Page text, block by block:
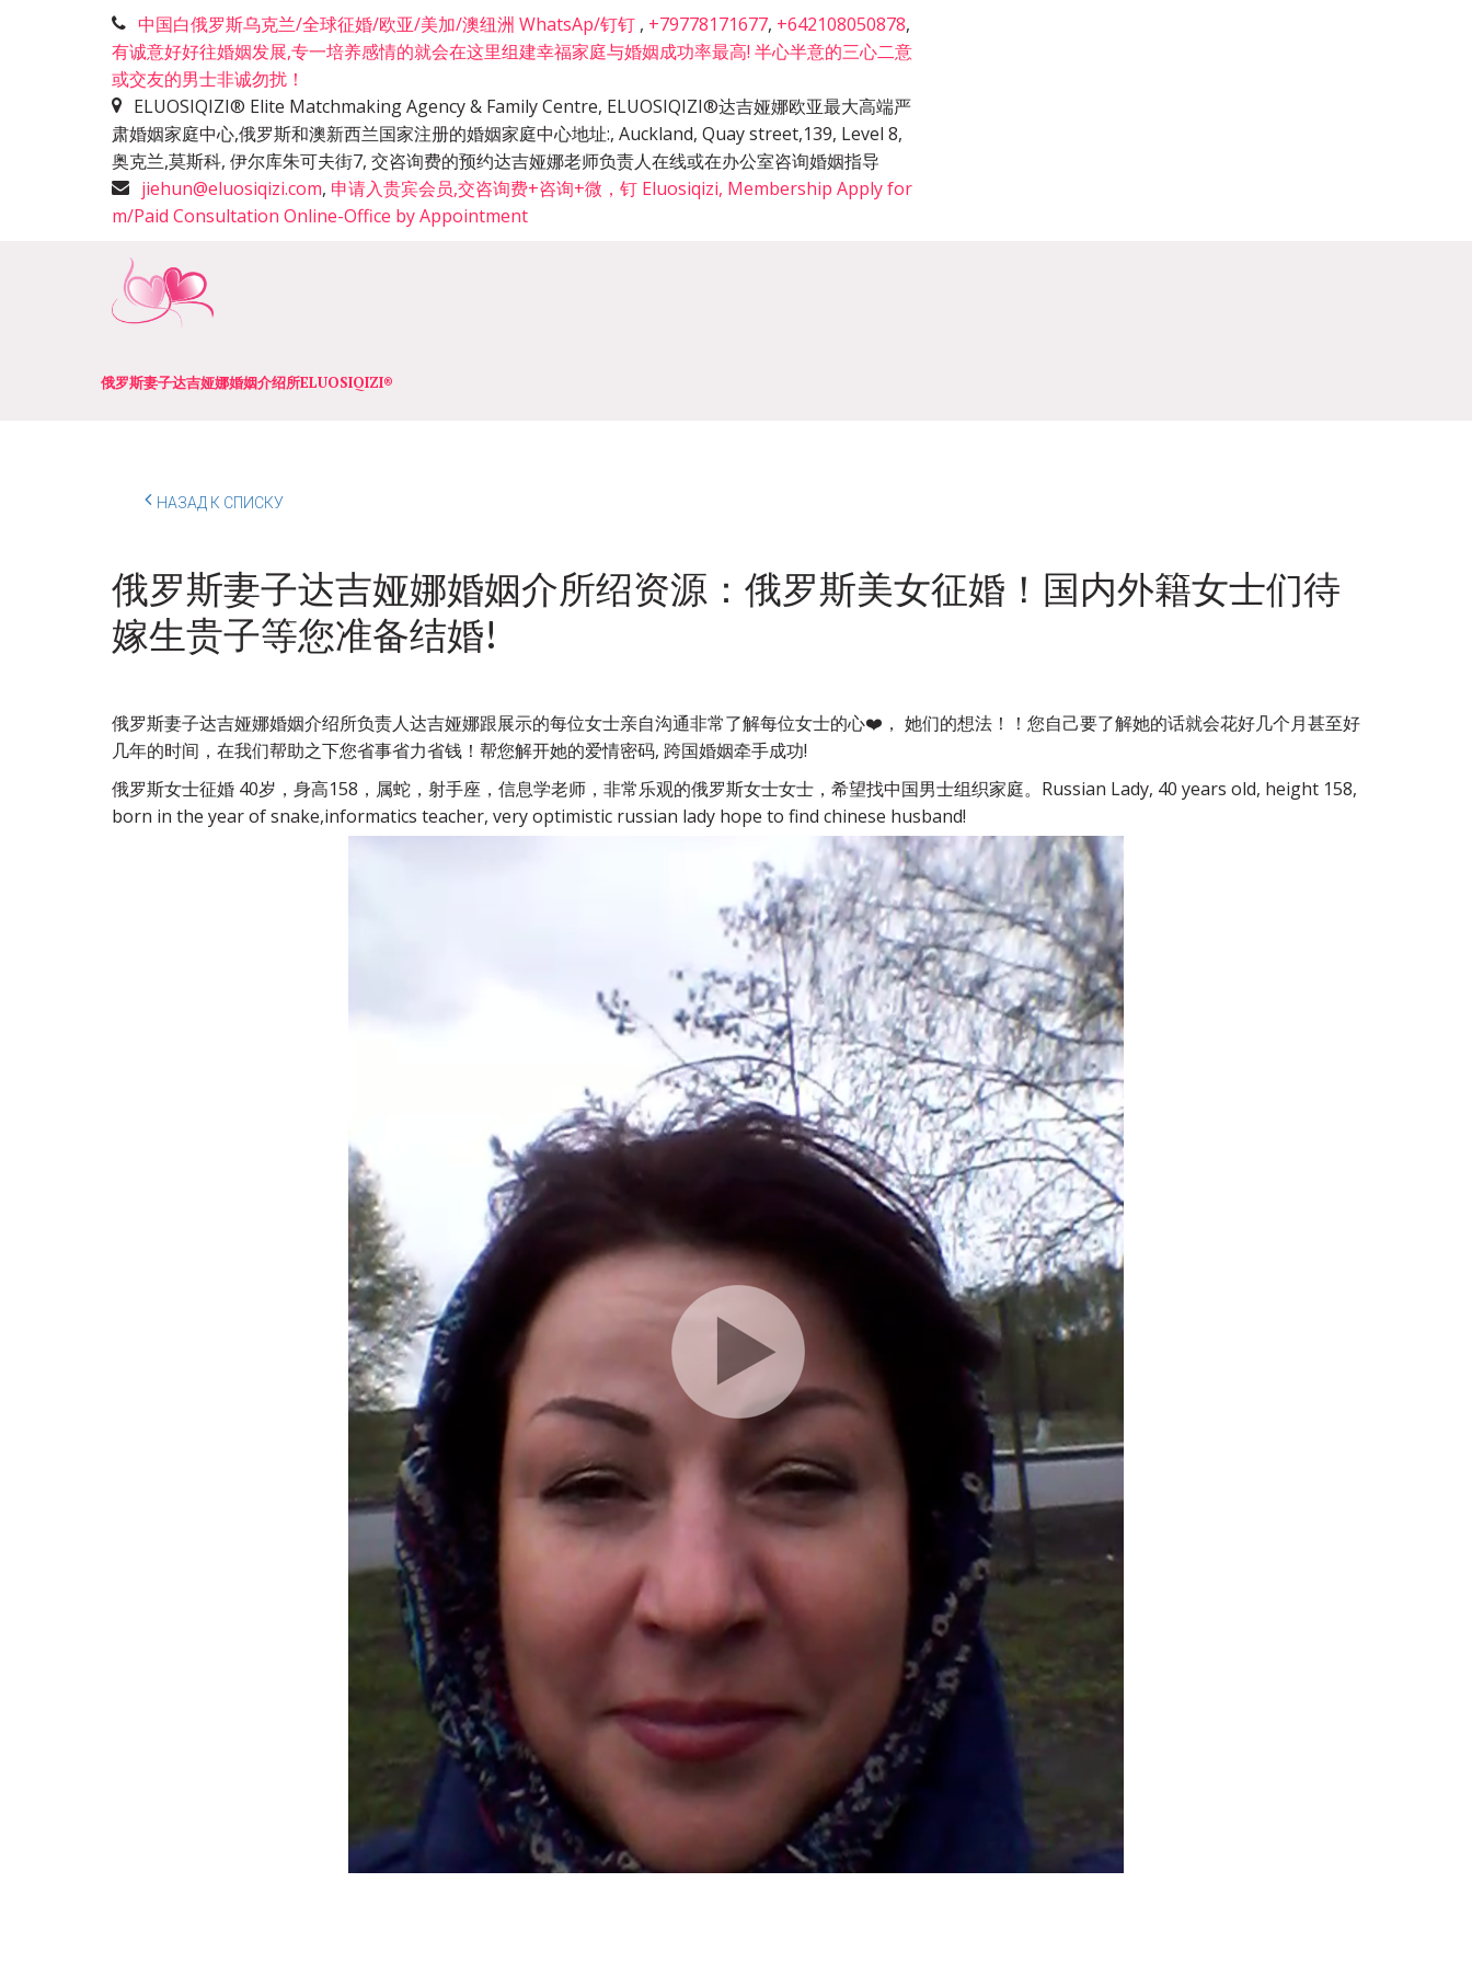
中国白俄罗斯乌克兰/全球征婚/欧亚/美加/澳纽洲 WhatsAp/钉钉 , +79778171677, +642108050878,
有诚意好好往婚姻发展,专一培养感情的就会在这里组建幸福家庭与婚姻成功率最高! 半心半意的三心二意
或交友的男士非诚勿扰！
ELUOSIQIZI® Elite Matchmaking Agency & Family Centre, ELUOSIQIZI®达吉娅娜欧亚最大高端严
肃婚姻家庭中心,俄罗斯和澳新西兰国家注册的婚姻家庭中心地址:, Auckland, Quay street,139, Level 8,
奥克兰,莫斯科, 伊尔库朱可夫街7, 交咨询费的预约达吉娅娜老师负责人在线或在办公室咨询婚姻指导
jiehun@eluosiqizi.com, 申请入贵宾会员,交咨询费+咨询+微，钉 Eluosiqizi, Membership Apply for
m/Paid Consultation Online-Office by Appointment
俄罗斯妻子达吉娅娜婚姻介绍所­­ELUOSIQIZI®
НАЗАД К СПИСКУ
俄罗斯妻子达吉娅娜婚姻介所绍资源：俄罗斯美女征婚！国内外籍女士们待
嫁生贵子等您准备结婚!
俄罗斯妻子达吉娅娜婚姻介绍所负责人达吉娅娜跟展示的每位女士亲自沟通非常了解每位女士的心❤️， 她们的想法！！您自己要了解她的话就会花好几个月甚至好
几年的时间，在我们帮助之下您省事省力省钱！帮您解开她的爱情密码, 跨国婚姻牵手成功!
俄罗斯女士征婚 40岁，身高158，属蛇，射手座，信息学老师，非常乐观的俄罗斯女士女士，希望找中国男士组织家庭。Russian Lady, 40 years old, height 158,
born in the year of snake,informatics teacher, very optimistic russian lady hope to find chinese husband!